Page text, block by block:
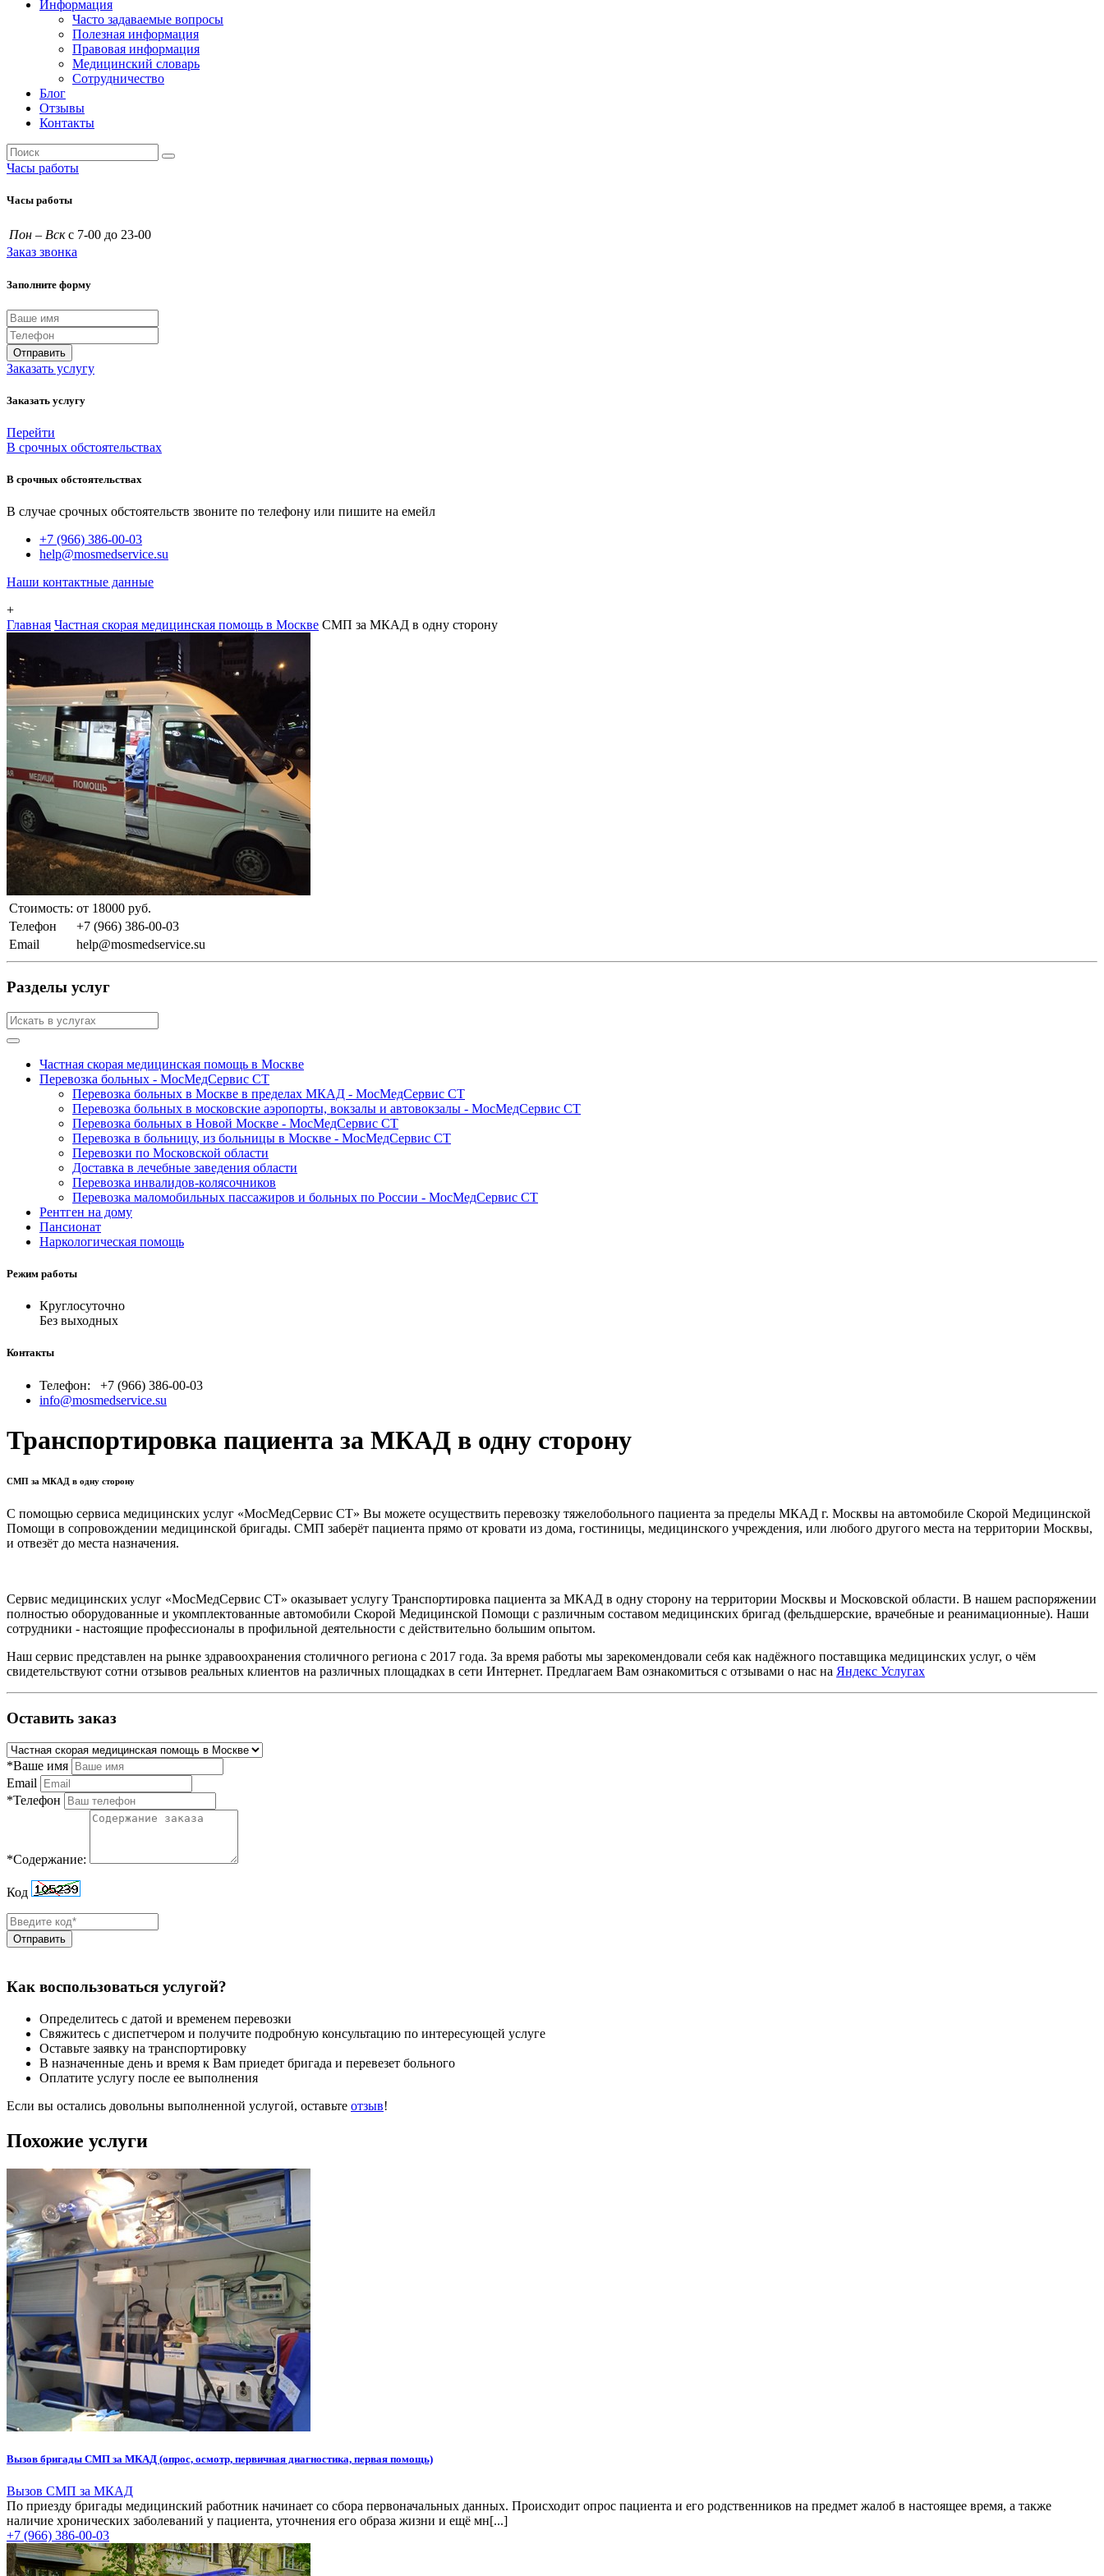
Информация
Часто задаваемые вопросы
Полезная информация
Правовая информация
Медицинский словарь
Сотрудничество
Блог
Отзывы
Контакты
Часы работы
Часы работы
Пон – Вск с 7-00 до 23-00
Заказ звонка
Заполните форму
Отправить
Заказать услугу
Заказать услугу
Перейти
В срочных обстоятельствах
В срочных обстоятельствах
В случае срочных обстоятельств звоните по телефону или пишите на емейл
+7 (966) 386-00-03
help@mosmedservice.su
Наши контактные данные
+
Главная Частная скорая медицинская помощь в Москве СМП за МКАД в одну сторону
Стоимость: от 18000 руб.
Телефон
+7 (966) 386-00-03
Email
help@mosmedservice.su
Разделы услуг
Частная скорая медицинская помощь в Москве
Перевозка больных - МосМедСервис СТ
Перевозка больных в Москве в пределах МКАД - МосМедСервис СТ
Перевозка больных в московские аэропорты, вокзалы и автовокзалы - МосМедСервис СТ
Перевозка больных в Новой Москве - МосМедСервис СТ
Перевозка в больницу, из больницы в Москве - МосМедСервис СТ
Перевозки по Московской области
Доставка в лечебные заведения области
Перевозка инвалидов-колясочников
Перевозка маломобильных пассажиров и больных по России - МосМедСервис СТ
Рентген на дому
Пансионат
Наркологическая помощь
Режим работы
Круглосуточно
Без выходных
Контакты
Телефон:
+7 (966) 386-00-03
info@mosmedservice.su
Транспортировка пациента за МКАД в одну сторону
СМП за МКАД в одну сторону
С помощью сервиса медицинских услуг «МосМедСервис СТ» Вы можете осуществить перевозку тяжелобольного пациента за пределы МКАД г. Москвы на автомобиле Скорой Медицинской
Помощи в сопровождении медицинской бригады. СМП заберёт пациента прямо от кровати из дома, гостиницы, медицинского учреждения, или любого другого места на территории Москвы,
и отвезёт до места назначения.
Сервис медицинских услуг «МосМедСервис СТ» оказывает услугу Транспортировка пациента за МКАД в одну сторону на территории Москвы и Московской области. В нашем распоряжении
полностью оборудованные и укомплектованные автомобили Скорой Медицинской Помощи с различным составом медицинских бригад (фельдшерские, врачебные и реанимационные). Наши
сотрудники - настоящие профессионалы в профильной деятельности с действительно большим опытом.
Наш сервис представлен на рынке здравоохранения столичного региона с 2017 года. За время работы мы зарекомендовали себя как надёжного поставщика медицинских услуг, о чём
свидетельствуют сотни отзывов реальных клиентов на различных площадках в сети Интернет. Предлагаем Вам ознакомиться с отзывами о нас на Яндекс Услугах
Оставить заказ
*Ваше имя
Email
*Телефон
*Содержание:
Код
Отправить
Как воспользоваться услугой?
Определитесь с датой и временем перевозки
Свяжитесь с диспетчером и получите подробную консультацию по интересующей услуге
Оставьте заявку на транспортировку
В назначенные день и время к Вам приедет бригада и перевезет больного
Оплатите услугу после ее выполнения
Если вы остались довольны выполненной услугой, оставьте отзыв!
Похожие услуги
Вызов бригады СМП за МКАД (опрос, осмотр, первичная диагностика, первая помощь)
Вызов СМП за МКАД
По приезду бригады медицинский работник начинает со сбора первоначальных данных. Происходит опрос пациента и его родственников на предмет жалоб в настоящее время, а также
наличие хронических заболеваний у пациента, уточнения его образа жизни и ещё мн[...]
+7 (966) 386-00-03